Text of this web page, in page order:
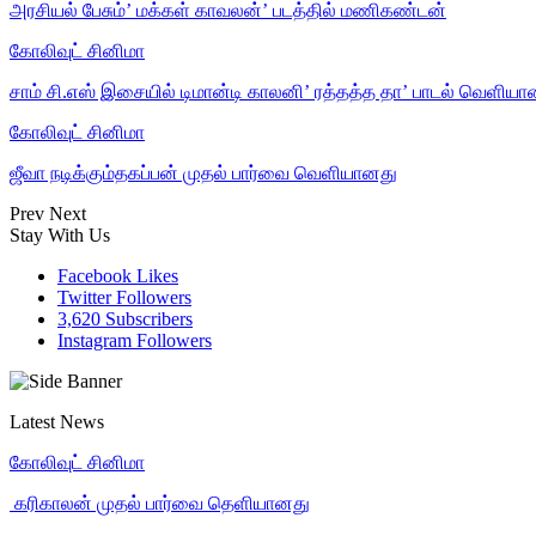
அரசியல் பேசும்’ மக்கள் காவலன்’ படத்தில் மணிகண்டன்
கோலிவுட் சினிமா
சாம் சி.எஸ் இசையில் டிமான்டி காலனி’ ரத்தத்த தா’ பாடல்
கோலிவுட் சினிமா
ஜீவா நடிக்கும்தகப்பன் முதல் பார்வை வெளியானது
Prev Next
Stay With Us
Facebook Likes
Twitter Followers
3,620 Subscribers
Instagram Followers
Latest News
கோலிவுட் சினிமா
‎ கரிகாலன் முதல் பார்வை தெளியானது